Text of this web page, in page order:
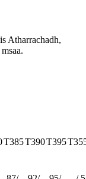
Atharrachadh,
T385T390T395